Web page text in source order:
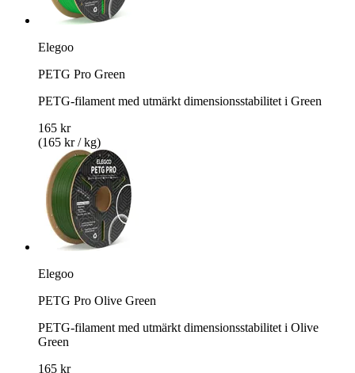
Elegoo
PETG Pro Green
PETG-filament med utmärkt dimensionsstabilitet i Green
165 kr
(165 kr / kg)
Elegoo
PETG Pro Olive Green
PETG-filament med utmärkt dimensionsstabilitet i Olive
Green
165 kr